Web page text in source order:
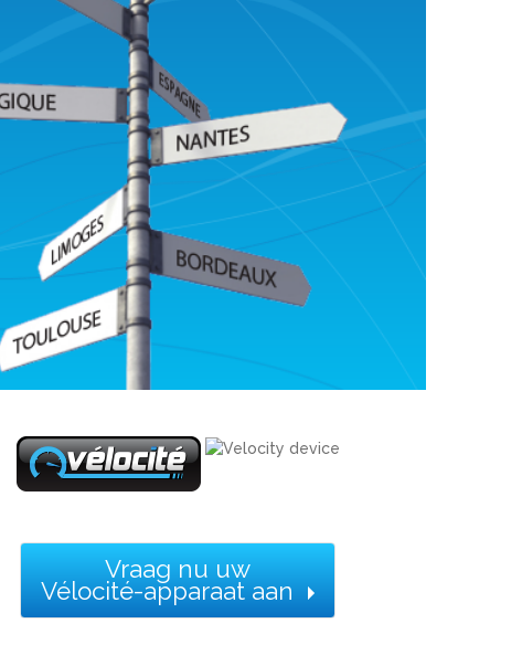
Vraag nu uw
Vélocité-apparaat aan